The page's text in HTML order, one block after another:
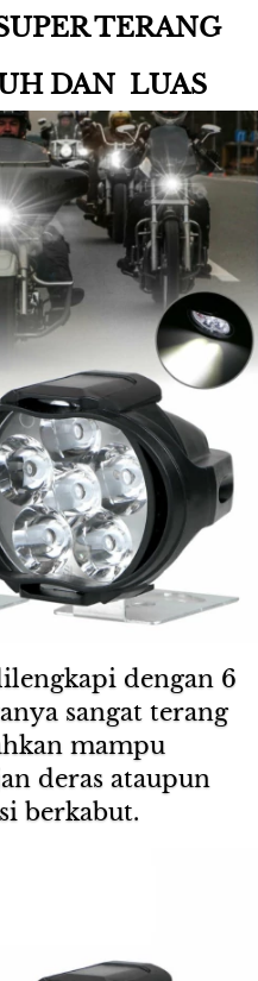
TERANG
DAN LUAS
dengan 6
sangat terang
mampu
deras ataupun
berkabut.